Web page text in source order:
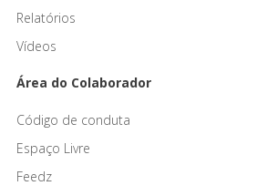
Relatórios
Vídeos
Área do Colaborador
Código de conduta
Espaço Livre
Feedz